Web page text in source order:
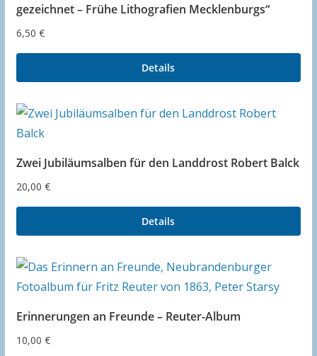
gezeichnet – Frühe Lithografien Mecklenburgs“
6,50 €
Details
Zwei Jubiläumsalben für den Landdrost Robert Balck
20,00 €
Details
Erinnerungen an Freunde – Reuter-Album
10,00 €